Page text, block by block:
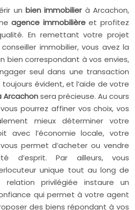
un bien immobilierà Arcachon,
agence immobilièreet profitez
En remettant votre projet
immobilier, vous avez la
bien correspondant à vos envies,
seul dans une transaction
évident, et l’aide de votre
Arcachonsera précieuse. Au cours
pourrez affiner vos choix, vos
mieux déterminer votre
avec l’économie locale, votre
permet d’acheter ou vendre
d’esprit. Par ailleurs, vous
unique tout au long de
privilégiée instaure un
qui permet à votre agent
des biens répondant à vos